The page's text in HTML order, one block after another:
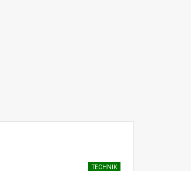
TECHNIK